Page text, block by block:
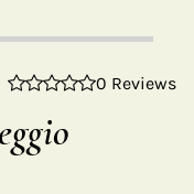
0 Reviews